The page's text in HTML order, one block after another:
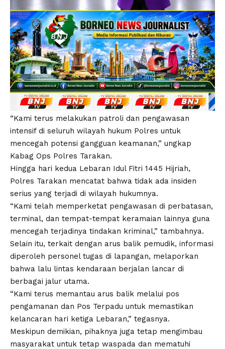
“Kami terus melakukan patroli dan pengawasan
intensif di seluruh wilayah hukum Polres untuk
mencegah potensi gangguan keamanan,” ungkap
Kabag Ops Polres Tarakan.
Hingga hari kedua Lebaran Idul Fitri 1445 Hijriah,
Polres Tarakan mencatat bahwa tidak ada insiden
serius yang terjadi di wilayah hukumnya.
“Kami telah memperketat pengawasan di perbatasan,
terminal, dan tempat-tempat keramaian lainnya guna
mencegah terjadinya tindakan kriminal,” tambahnya.
Selain itu, terkait dengan arus balik pemudik, informasi
diperoleh personel tugas di lapangan, melaporkan
bahwa lalu lintas kendaraan berjalan lancar di
berbagai jalur utama.
“Kami terus memantau arus balik melalui pos
pengamanan dan Pos Terpadu untuk memastikan
kelancaran hari ketiga Lebaran,” tegasnya.
Meskipun demikian, pihaknya juga tetap mengimbau
masyarakat untuk tetap waspada dan mematuhi